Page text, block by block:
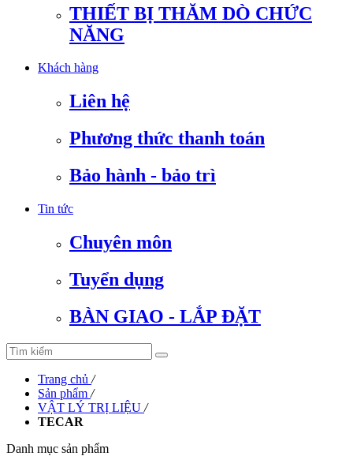
THIẾT BỊ THĂM DÒ CHỨC
NĂNG
Khách hàng
Liên hệ
Phương thức thanh toán
Bảo hành - bảo trì
Tin tức
Chuyên môn
Tuyển dụng
BÀN GIAO - LẮP ĐẶT
Trang chủ /
Sản phẩm /
VẬT LÝ TRỊ LIỆU /
TECAR
Danh mục sản phẩm